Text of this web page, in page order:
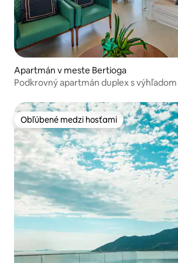
Apartmán v meste Bertioga
Podkrovný apartmán duplex s
Obľúbené medzi hosťami
Obľúbené medzi hosťami